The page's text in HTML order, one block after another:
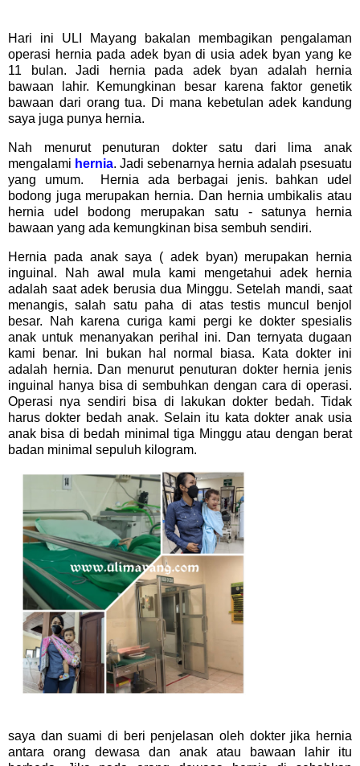
Hari ini ULI Mayang bakalan membagikan pengalaman
operasi hernia pada adek byan di usia adek byan yang ke
11 bulan. Jadi hernia pada adek byan adalah hernia
bawaan lahir. Kemungkinan besar karena faktor genetik
bawaan dari orang tua. Di mana kebetulan adek kandung
saya juga punya hernia.
Nah menurut penuturan dokter satu dari lima anak
mengalami hernia. Jadi sebenarnya hernia adalah psesuatu
yang umum. Hernia ada berbagai jenis. bahkan udel
bodong juga merupakan hernia. Dan hernia umbikalis atau
hernia udel bodong merupakan satu - satunya hernia
bawaan yang ada kemungkinan bisa sembuh sendiri.
Hernia pada anak saya ( adek byan) merupakan hernia
inguinal. Nah awal mula kami mengetahui adek hernia
adalah saat adek berusia dua Minggu. Setelah mandi, saat
menangis, salah satu paha di atas testis muncul benjol
besar. Nah karena curiga kami pergi ke dokter spesialis
anak untuk menanyakan perihal ini. Dan ternyata dugaan
kami benar. Ini bukan hal normal biasa. Kata dokter ini
adalah hernia. Dan menurut penuturan dokter hernia jenis
inguinal hanya bisa di sembuhkan dengan cara di operasi.
Operasi nya sendiri bisa di lakukan dokter bedah. Tidak
harus dokter bedah anak. Selain itu kata dokter anak usia
anak bisa di bedah minimal tiga Minggu atau dengan berat
badan minimal sepuluh kilogram.
saya dan suami di beri penjelasan oleh dokter jika hernia
antara orang dewasa dan anak atau bawaan lahir itu